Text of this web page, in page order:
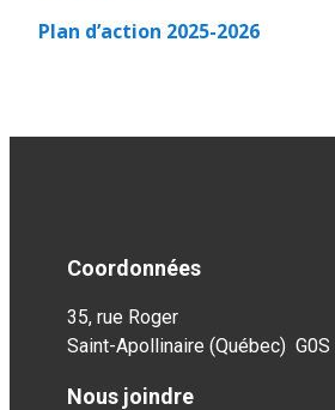
Plan d’action 2025-2026
Coordonnées
35, rue Roger
Saint-Apollinaire (Québec) G0S
Nous joindre